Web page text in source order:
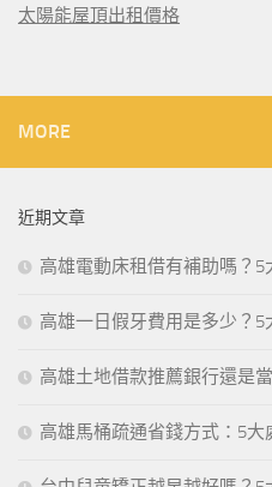
太陽能屋頂出租價格
MORE
近期文章
高雄電動床租借有補助嗎？
高雄一日假牙費用是多少？
高雄土地借款推薦銀行還是
高雄馬桶疏通省錢方式：5